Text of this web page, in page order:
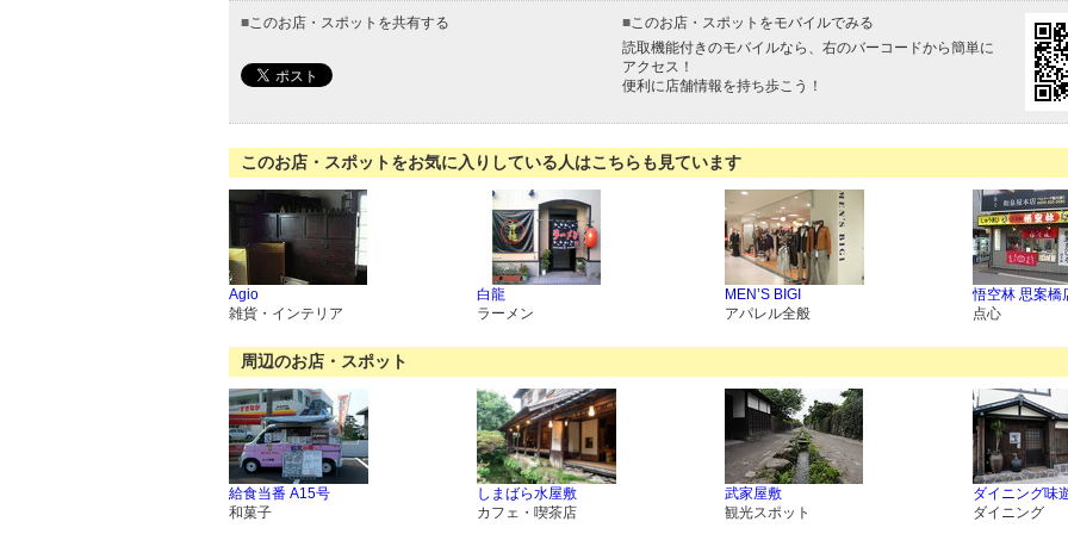
■このお店・スポットを共有する ■このお店・スポットをモバイルでみる
読取機能付きのモバイルなら、右のバーコードから簡単に
アクセス！
便利に店舗情報を持ち歩こう！
このお店・スポットをお気に入りしている人はこちらも見ています
Agio
雑貨・インテリア
白龍
ラーメン
MEN’S BIGI
アパレル全般
悟空林 思案橋
点心
周辺のお店・スポット
給食当番 A15号
和菓子
しまばら水屋敷
カフェ・喫茶店
武家屋敷
観光スポット
ダイニング味
ダイニング